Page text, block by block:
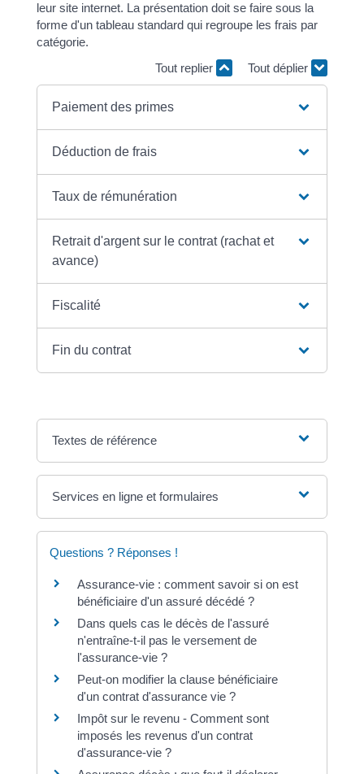
leur site internet. La présentation doit se faire sous la
forme d'un tableau standard qui regroupe les frais par
catégorie.
Tout replier
Tout déplier
Paiement des primes
Déduction de frais
Taux de rémunération
Retrait d'argent sur le contrat (rachat et
avance)
Fiscalité
Fin du contrat
Textes de référence
Services en ligne et formulaires
Questions ? Réponses !
Assurance-vie : comment savoir si on est
bénéficiaire d'un assuré décédé ?
Dans quels cas le décès de l'assuré
n'entraîne-t-il pas le versement de
l'assurance-vie ?
Peut-on modifier la clause bénéficiaire
d'un contrat d'assurance vie ?
Impôt sur le revenu - Comment sont
imposés les revenus d'un contrat
d'assurance-vie ?